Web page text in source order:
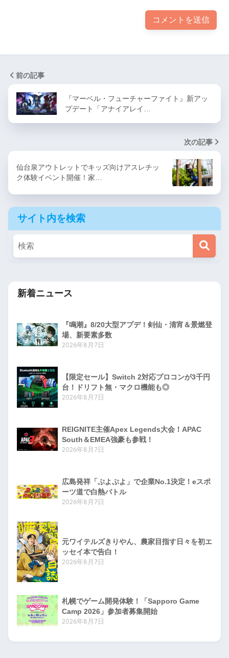
前の記事
『マーベル・フューチャーファイト』新アッ
プデート「アナイアレイ…
次の記事
仙台泉アウトレットでキッズ向けアスレチッ
ク体験イベント開催！家…
サイト内を検索
新着ニュース
『鳴潮』8/20大型アプデ！剣仙・清宵＆景燃登
場、新要素多数
2026年8月7日
【限定セール】Switch 2対応プロコンが3千円
台！ドリフト無・マクロ機能も◎
2026年8月7日
REIGNITE主催Apex Legends大会！APAC
South＆EMEA強豪も参戦！
2026年8月7日
広島発祥「ぷよぷよ」で企業No.1決定！eスポ
ーツ道で白熱バトル
2026年8月7日
元ワイテルズきりやん、農家目指す日々を初エ
ッセイ本で告白！
2026年8月7日
札幌でゲーム開発体験！「Sapporo Game
Camp 2026」参加者募集開始
2026年8月7日